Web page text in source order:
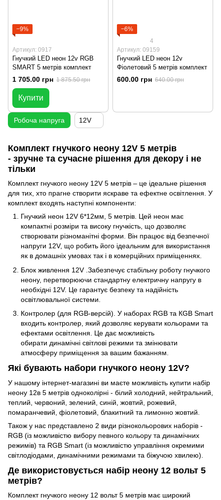
−9%
Артикул: 0917
Гнучкий LED неон 12v RGB
SMART 5 метрів комплект
1 705.00 грн 1 875.50 грн
Купити
−6%
4
Артикул: 09159
Гнучкий LED неон 12v
Фіолетовий 5 метрів комплект
600.00 грн 640.00 грн
Комплект гнучкого неону 12V 5 метрів
- зручне та сучасне рішення для декору і не
тільки
Комплект гнучкого неону 12V 5 метрів – це ідеальне рішення
для тих, хто прагне створити яскраве та ефектне освітлення. У
комплект входять наступні компоненти:
Гнучкий неон 12V 6*12мм, 5 метрів. Цей неон має
компактні розміри та високу гнучкість, що дозволяє
створювати різноманітні форми. Він працює від безпечної
напруги 12V, що робить його ідеальним для використання
як в домашніх умовах так і в комерційних приміщеннях.
Блок живлення 12V .Забезпечує стабільну роботу гнучкого
неону, перетворюючи стандартну електричну напругу в
необхідні 12V. Це гарантує безпеку та надійність
освітлювальної системи.
Контролер (для RGB-версій). У наборах RGB та КGB Smart
входить контролер, який дозволяє керувати кольорами та
ефектами освітлення. Це дає можливість
обирати динамічні світлові режими та змінювати
атмосферу приміщення за вашим бажанням.
Які бувають набори гнучкого неону 12V?
У нашому інтернет-магазині ви маєте можливість купити набір
неону 12в 5 метрів одноколірні - білий холодний, нейтральний,
теплий, червоний, зелений, синій, жовтий, рожевий,
помаранчевий, фіолетовий, блакитний та лимонно жовтий.
Також у нас представлено 2 види різнокольорових наборів -
RGB (із можливістю вибору певного кольору та динамічних
режимів) та RGB Smart (із можливістю управління окремими
світлодіодами, динамічними режимами та біжучою хвилею).
Де використовується набір неону 12 вольт 5
метрів?
Комплект гнучкого неону 12 вольт 5 метрів має широкий
Робоча напруга 12V